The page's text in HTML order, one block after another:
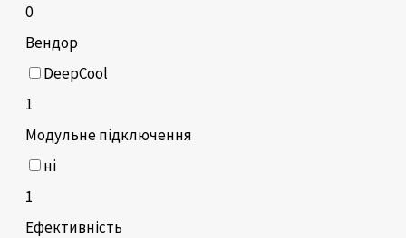
0
Вендор
DeepCool
1
Модульне підключення
ні
1
Ефективність